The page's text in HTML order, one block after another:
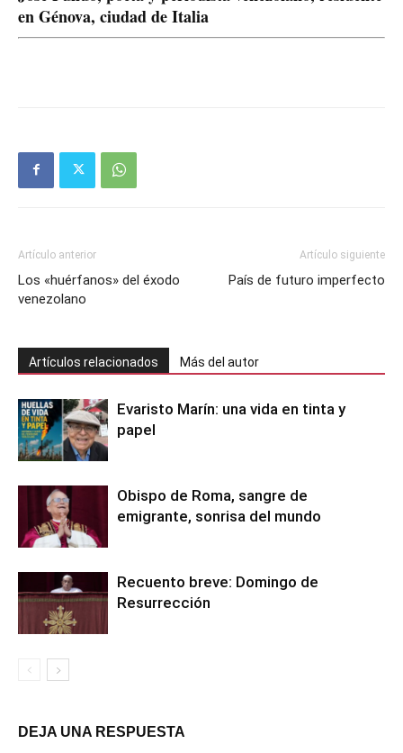
en Génova, ciudad de Italia
Artículo anterior
Los «huérfanos» del éxodo
venezolano
Artículo siguiente
País de futuro imperfecto
Artículos relacionados Más del autor
Evaristo Marín: una vida en tinta y
papel
Obispo de Roma, sangre de
emigrante, sonrisa del mundo
Recuento breve: Domingo de
Resurrección
DEJA UNA RESPUESTA